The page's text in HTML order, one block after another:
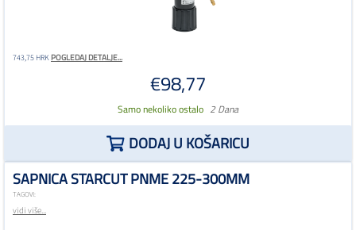
743,75 HRKPOGLEDAJ DETALJE...
€98,77
Samo nekoliko ostalo 2 Dana
DODAJ U KOŠARICU
SAPNICA STARCUT PNME 225-300MM
TAGOVI:
vidi više...